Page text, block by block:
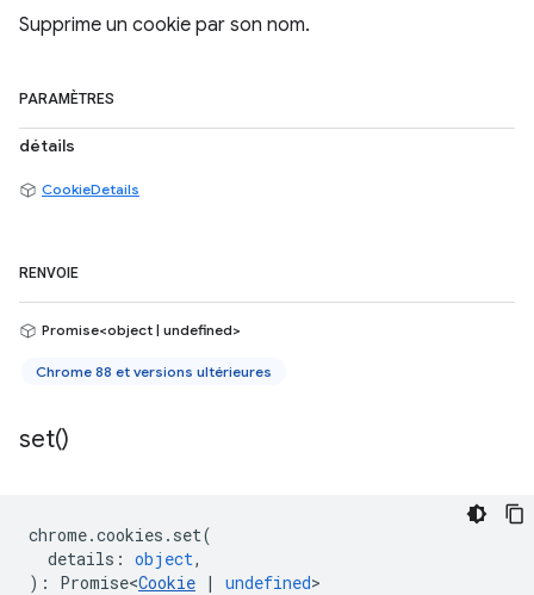
Supprime un cookie par son nom.
PARAMÈTRES
détails
CookieDetails
RENVOIE
Promise<object | undefined>
Chrome 88 et versions ultérieures
set()
chrome.cookies . set(
details : object,
) : Promise<Cookie | undefined>